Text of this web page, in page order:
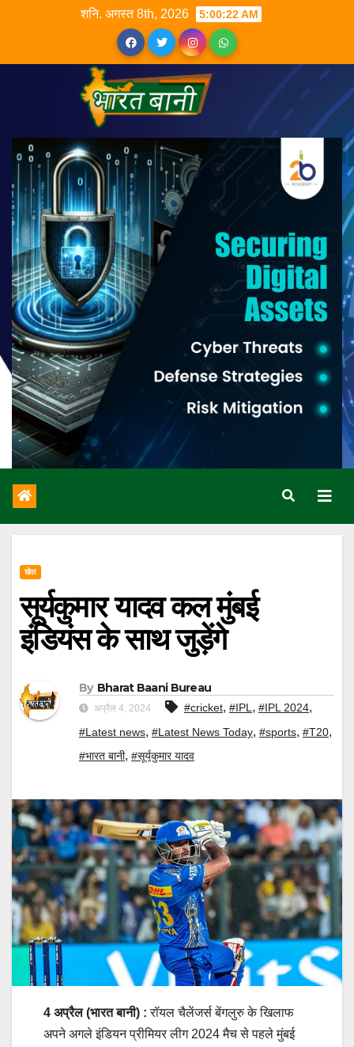
शनि. अगस्त 8th, 2026 5:00:23 AM
खेल
सूर्यकुमार यादव कल मुंबई
इंडियंस के साथ जुड़ेंगे
By Bharat Baani Bureau
अप्रैल 4, 2024 #cricket, #IPL, #IPL 2024,
#Latest news, #Latest News Today, #sports, #T20,
#भारत बानी, #सूर्यकुमार यादव
4 अप्रैल (भारत बानी) :रॉयल चैलेंजर्स बेंगलुरु के खिलाफ
अपने अगले इंडियन प्रीमियर लीग 2024 मैच से पहले मुंबई